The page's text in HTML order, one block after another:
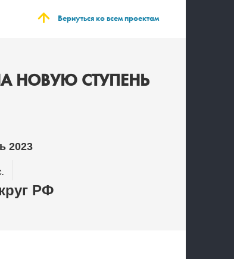
Вернуться ко всем проектам
НОВУЮ СТУПЕНЬ
2023
РФ